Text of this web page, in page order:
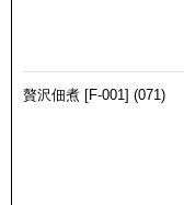
贅沢佃煮 [F-001] (071)